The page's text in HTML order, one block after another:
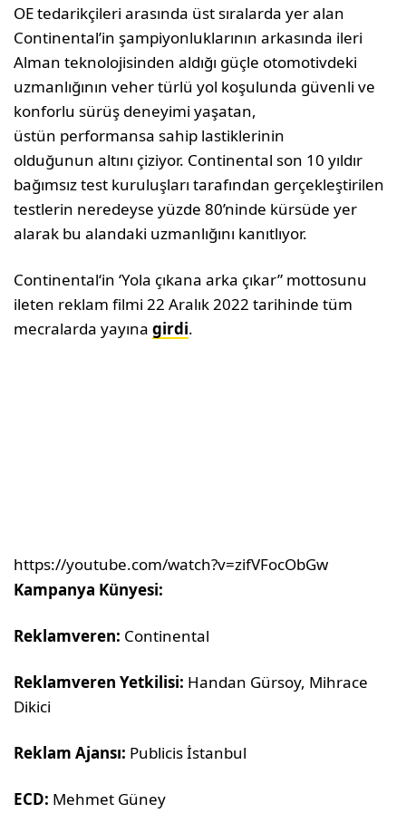
OE tedarikçileri arasında üst sıralarda yer alan
Continental’in şampiyonluklarının arkasında ileri
Alman teknolojisinden aldığı güçle otomotivdeki
uzmanlığının veher türlü yol koşulunda güvenli ve
konforlu sürüş deneyimi yaşatan,
üstün performansa sahip lastiklerinin
olduğunun altını çiziyor. Continental son 10 yıldır
bağımsız test kuruluşları tarafından gerçekleştirilen
testlerin neredeyse yüzde 80’ninde kürsüde yer
alarak bu alandaki uzmanlığını kanıtlıyor.
Continental‘in ‘Yola çıkana arka çıkar” mottosunu
ileten reklam filmi 22 Aralık 2022 tarihinde tüm
mecralarda yayınagirdi.
https://youtube.com/watch?v=zifVFocObGw
Kampanya Künyesi:
Reklamveren: Continental
Reklamveren Yetkilisi: Handan Gürsoy, Mihrace
Dikici
Reklam Ajansı: Publicis İstanbul
ECD: Mehmet Güney